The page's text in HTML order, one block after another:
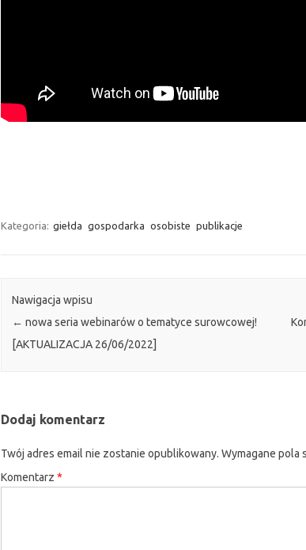
Kategoria: giełda gospodarka osobiste publikacje
Nawigacja wpisu
← nowa seria webinarów o tematyce surowcowej!
[AKTUALIZACJA 26/06/2022]
Dodaj komentarz
Twój adres email nie zostanie opublikowany. Wymagane pola
Komentarz *